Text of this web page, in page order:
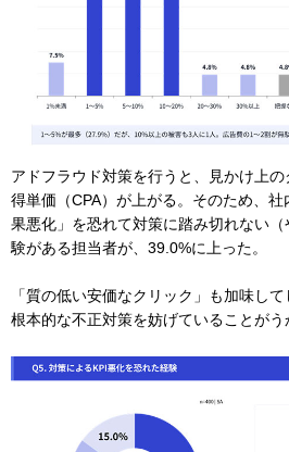
アドフラウド対策を行うと、見かけ上
得単価（CPA）が上がる。そのため、
果悪化」を恐れて対策に踏み切れない
験がある担当者が、39.0%に上った。
「質の低い安価なクリック」も加味し
根本的な不正対策を妨げていることがう